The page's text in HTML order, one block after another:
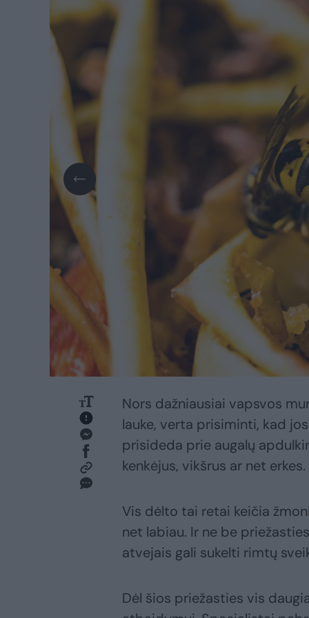
Nors dažniausiai vapsvos
lauke, verta prisiminti, kad
prisideda prie augalų
kenkėjus, vikšrus ar net erkes.
Vis dėlto tai retai keičia
net labiau. Ir ne be
atvejais gali sukelti rimtų
Dėl šios priežasties vis